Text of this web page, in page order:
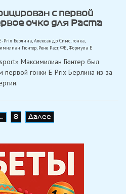
с первой
очко для Раста
Prix Берлина,Александр Симс, гонка
Гюнтер, Рене Раст,ФЕ,Формула Е
Максимилиан Гюнтер был
первой гонки E-Prix Берлина из-за
8 Далее